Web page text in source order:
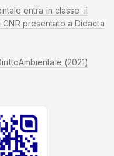
entra in classe: il
presentato a Didacta
(2021)